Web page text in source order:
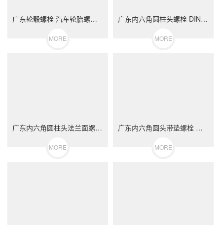
广东轮毂螺栓 汽车轮胎螺丝 不锈钢（304/316）碳钢 合金钢
MORE
广东内六角圆柱头螺栓 DIN912 不锈钢（304/316）碳钢 合金钢
MORE
广东内六角圆柱头法兰面螺栓 不锈钢（304/316）碳钢 合金钢
MORE
广东内六角圆头带垫螺栓 不锈钢（304/316）碳钢 合金钢
MORE